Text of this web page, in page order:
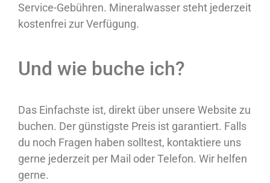
Service-Gebühren. Mineralwasser steht jederzeit
kostenfrei zur Verfügung.
Und wie buche ich?
Das Einfachste ist, direkt über unsere Website zu
buchen. Der günstigste Preis ist garantiert. Falls
du noch Fragen haben solltest, kontaktiere uns
gerne jederzeit per Mail oder Telefon. Wir helfen
gerne.